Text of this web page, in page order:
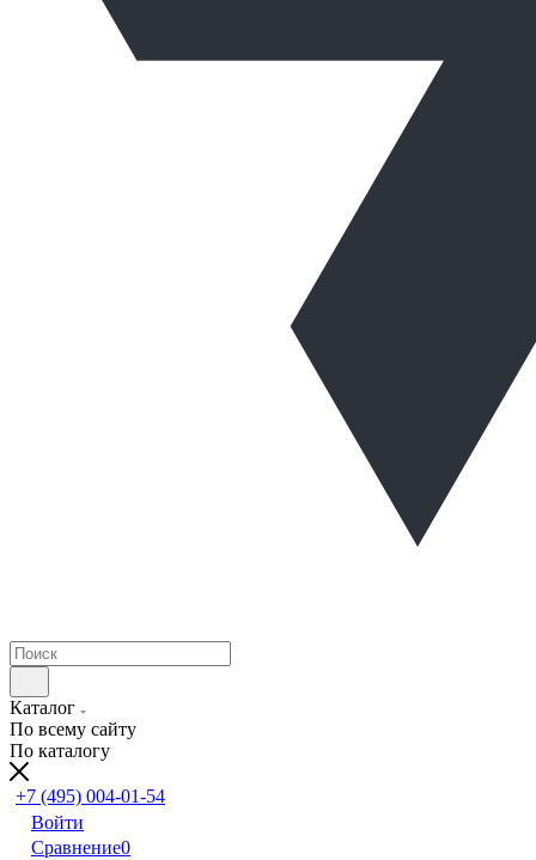
Каталог
По всему сайту
По каталогу
+7 (495) 004-01-54
Войти
Сравнение0